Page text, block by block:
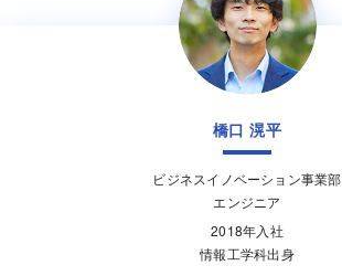
橋口 滉平
ビジネスイノベーション事業部
エンジニア
2018年入社
情報工学科出身